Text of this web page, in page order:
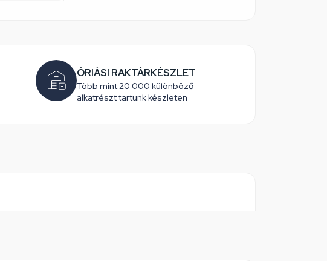
ÓRIÁSI RAKTÁRKÉSZLET
Több mint 20 000 különböző
alkatrészt tartunk készleten